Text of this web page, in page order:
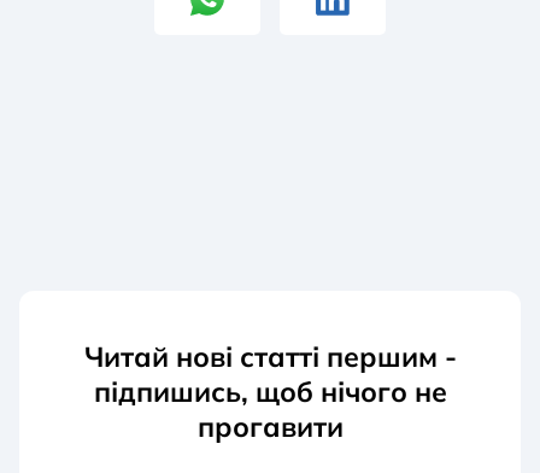
Читай нові статті першим -
підпишись, щоб нічого не
прогавити